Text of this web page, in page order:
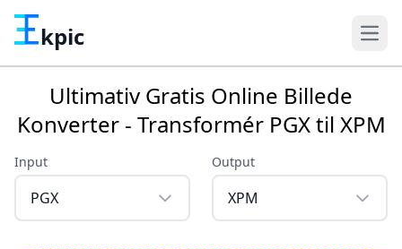
kpic
Ultimativ Gratis Online Billede
Konverter - Transformér PGX til XPM
Input
PGX
Output
XPM